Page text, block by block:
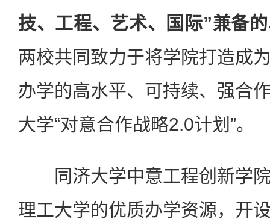
技、工程、艺术、国际”兼备
两校共同致力于将学院打造成
办学的高水平、可持续、强合
大学“对意合作战略2.0计划”。
同济大学中意工程创新学院
理工大学的优质办学资源，开